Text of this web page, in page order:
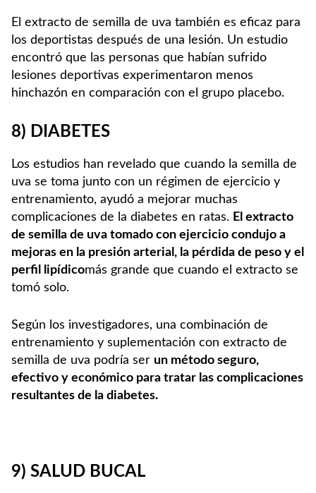
El extracto de semilla de uva también es eficaz para
los deportistas después de una lesión. Un estudio
encontró que las personas que habían sufrido
lesiones deportivas experimentaron menos
hinchazón en comparación con el grupo placebo.
8) DIABETES
Los estudios han revelado que cuando la semilla de
uva se toma junto con un régimen de ejercicio y
entrenamiento, ayudó a mejorar muchas
complicaciones de la diabetes en ratas. El extracto
de semilla de uva tomado con ejercicio condujo a
mejoras en la presión arterial, la pérdida de peso y el
perfil lipídicomás grande que cuando el extracto se
tomó solo.
Según los investigadores, una combinación de
entrenamiento y suplementación con extracto de
semilla de uva podría ser un método seguro,
efectivo y económico para tratar las complicaciones
resultantes de la diabetes.
9) SALUD BUCAL